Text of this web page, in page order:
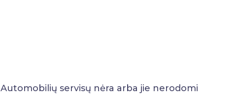
Automobilių servisų nėra arba jie nerodomi